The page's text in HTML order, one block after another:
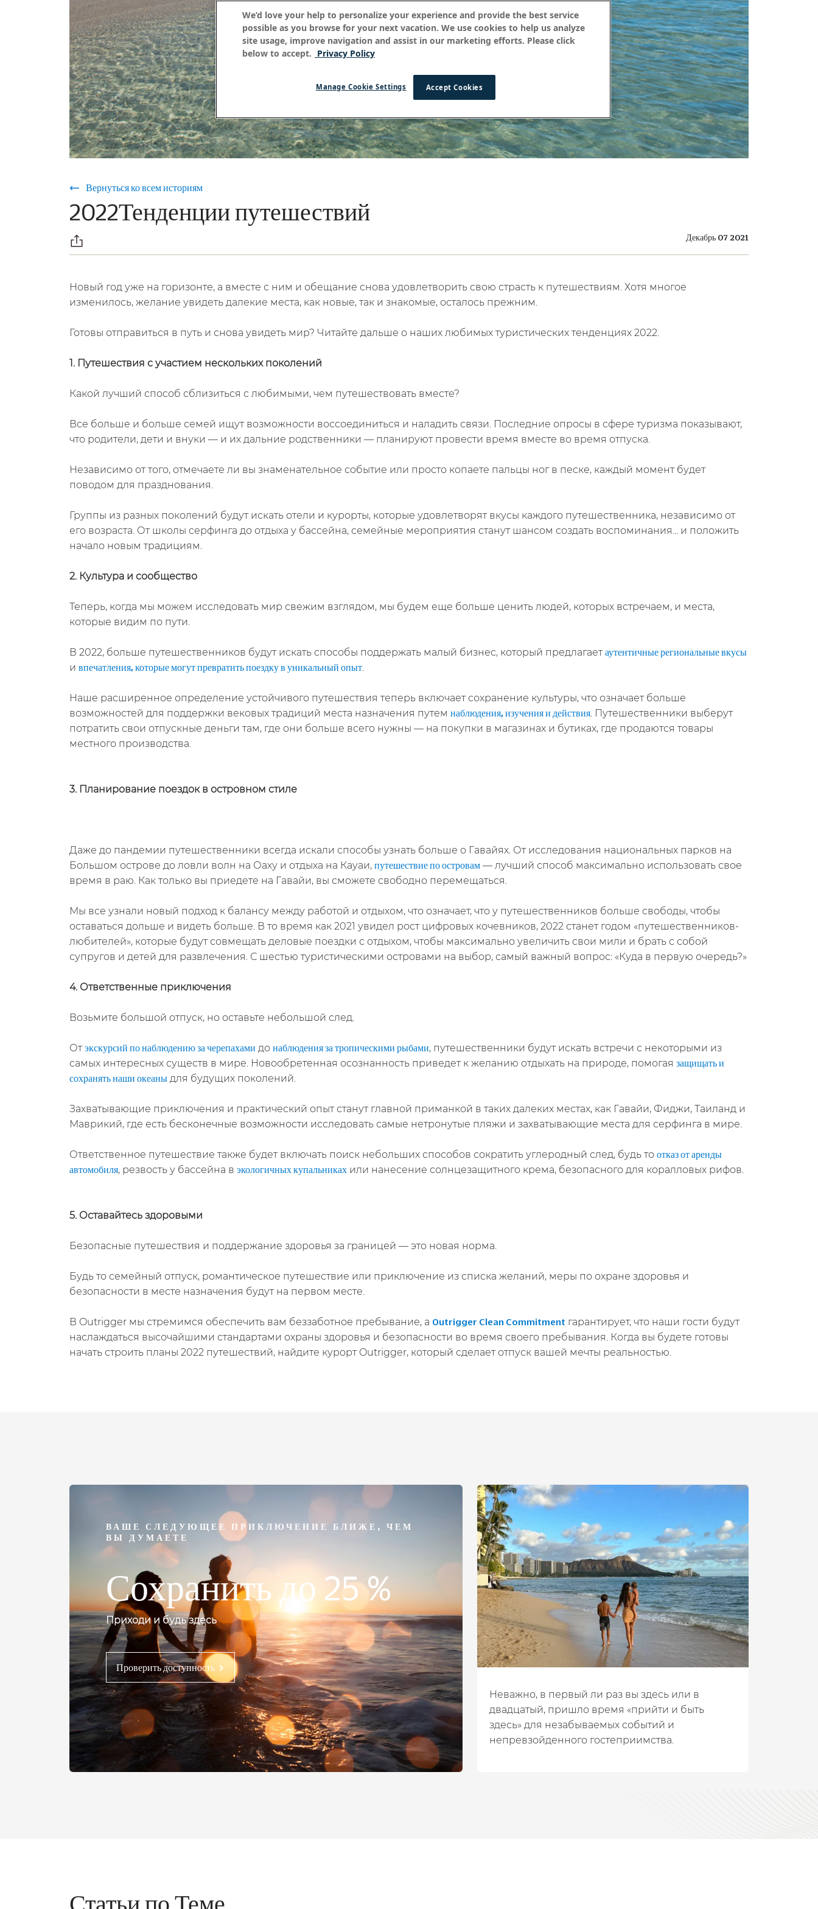
Вернуться ко всем историям
2022Тенденции путешествий
Декабрь 07 2021
Новый год уже на горизонте, а вместе с ним и обещание снова удовлетворить свою страсть к путешествиям. Хотя многое
изменилось, желание увидеть далекие места, как новые, так и знакомые, осталось прежним.
Готовы отправиться в путь и снова увидеть мир? Читайте дальше о наших любимых туристических тенденциях 2022.
1. Путешествия с участием нескольких поколений
Какой лучший способ сблизиться с любимыми, чем путешествовать вместе?
Все больше и больше семей ищут возможности воссоединиться и наладить связи. Последние опросы в сфере туризма показывают,
что родители, дети и внуки — и их дальние родственники — планируют провести время вместе во время отпуска.
Независимо от того, отмечаете ли вы знаменательное событие или просто копаете пальцы ног в песке, каждый момент будет
поводом для празднования.
Группы из разных поколений будут искать отели и курорты, которые удовлетворят вкусы каждого путешественника, независимо от
его возраста. От школы серфинга до отдыха у бассейна, семейные мероприятия станут шансом создать воспоминания... и положить
начало новым традициям.
2. Культура и сообщество
Теперь, когда мы можем исследовать мир свежим взглядом, мы будем еще больше ценить людей, которых встречаем, и места,
которые видим по пути.
В 2022, больше путешественников будут искать способы поддержать малый бизнес, который предлагаетаутентичные региональные вкусы
и впечатления, которые могут превратить поездку в уникальный опыт.
Наше расширенное определение устойчивого путешествия теперь включает сохранение культуры, что означает больше
возможностей для поддержки вековых традиций места назначения путем наблюдения, изучения и действия. Путешественники выберут
потратить свои отпускные деньги там, где они больше всего нужны — на покупки в магазинах и бутиках, где продаются товары
местного производства.
3. Планирование поездок в островном стиле
Даже до пандемии путешественники всегда искали способы узнать больше о Гавайях. От исследования национальных парков на
Большом острове до ловли волн на Оаху и отдыха на Кауаи, путешествие по островам — лучший способ максимально использовать свое
время в раю. Как только вы приедете на Гавайи, вы сможете свободно перемещаться.
Мы все узнали новый подход к балансу между работой и отдыхом, что означает, что у путешественников больше свободы, чтобы
оставаться дольше и видеть больше. В то время как 2021 увидел рост цифровых кочевников, 2022 станет годом «путешественников-
любителей», которые будут совмещать деловые поездки с отдыхом, чтобы максимально увеличить свои мили и брать с собой
супругов и детей для развлечения. С шестью туристическими островами на выбор, самый важный вопрос: «Куда в первую очередь?»
4. Ответственные приключения
Возьмите большой отпуск, но оставьте небольшой след.
Отэкскурсий по наблюдению за черепахами до наблюдения за тропическими рыбами, путешественники будут искать встречи с некоторыми из
самых интересных существ в мире. Новообретенная осознанность приведет к желанию отдыхать на природе, помогая защищать и
сохранять наши океаны для будущих поколений.
Захватывающие приключения и практический опыт станут главной приманкой в таких далеких местах, как Гавайи, Фиджи, Таиланд и
Маврикий, где есть бесконечные возможности исследовать самые нетронутые пляжи и захватывающие места для серфинга в мире.
Ответственное путешествие также будет включать поиск небольших способов сократить углеродный след, будь то отказ от аренды
автомобиля, резвость у бассейна в экологичных купальниках или нанесение солнцезащитного крема, безопасного для коралловых рифов.
5. Оставайтесь здоровыми
Безопасные путешествия и поддержание здоровья за границей — это новая норма.
Будь то семейный отпуск, романтическое путешествие или приключение из списка желаний, меры по охране здоровья и
безопасности в месте назначения будут на первом месте.
В Outrigger мы стремимся обеспечить вам беззаботное пребывание, а Outrigger Clean Commitment гарантирует, что наши гости будут
наслаждаться высочайшими стандартами охраны здоровья и безопасности во время своего пребывания. Когда вы будете готовы
начать строить планы 2022 путешествий, найдите курорт Outrigger, который сделает отпуск вашей мечты реальностью.
ВАШЕ СЛЕДУЮЩЕЕ ПРИКЛЮЧЕНИЕ БЛИЖЕ, ЧЕМ
ВЫ ДУМАЕТЕ
Сохранить до 25 %
Приходи и будь здесь
Проверить доступность
Неважно, в первый ли раз вы здесь или в
двадцатый, пришло время «прийти и быть
здесь»для незабываемых событий и
непревзойденного гостеприимства.
Статьи по Теме
We’d love your help to personalize your experience and provide the best service
possible as you browse for your next vacation. We use cookies to help us analyze
site usage, improve navigation and assist in our marketing efforts. Please click
below to accept. Privacy Policy
Accept Cookies
Manage Cookie Settings